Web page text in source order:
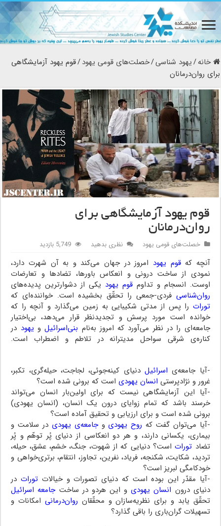
خانه/یهود شناسی/خصلت‌های قومی یهود/قوم یهود آزمایشگاهی
برای روان‌درمانان
قوم یهود آزمایشگاهی برای
روان‌درمانان
خصلت‌های قومی یهود نظری بدهید 5,749 بازدید
آنچه کهقوم یهود امروز در جهان می‌کند و به آن‌ شهرت دارد،
نمودی از‌ ساخت‌ درونی‌ و انعکاس باورها، تضادها و تعارضات
اوست. انسجام‌ و تداوم قوم یهود یکی از‌ دشوارترین‌ پدیده‌های
روان‌شناسی فردی-جمعی را تحقّق بخشیده‌ است. خواننده‌ای‌ که‌
تورات را پس از مدتی شکیبایی به زمین می‌گذارد و آنچه را که
خوانده‌ است مورد‌ پرسش‌ و تجدیدنظر قرار می‌دهد، بی‌اختیار
جامعه‌ای را در نظر می‌آورد که‌ امروز به‌نام‌ بنی‌اسرائیل‌ و یهود ‌ در
کناره‌ی شرقی سواحل مدیترانه در تلاطم و اضطراب است.
-آیا جامعه‌ی اسرائیلدنیای کینه‌جوئی، لجاجت، حیله‌گری‌، تکبر‌،
غرور و نژادپرستی انسان‌ یهودی است که برونی شده است؟
-آیا این آزمایشگاهی نیست که برای اولین‌بار انسان‌ می‌تواند‌
خرسند باشد که تمام‌ زوایای درون یک انسان، (انسان یهودی)
برونی شده‌ است‌ و برای ارزیابی و تحقیق آماده است؟
-آیا می‌توان گفت‌ که‌ روح‌ یهودی وجامعه‌ی یهودی در سلامت و
بیماری، یکسانی‌ دارند،‌ و هر دو انعکاسی از دنیای پُر توهّم و پُر
تضاد توراتاست؟ دنیایی که از شهوت، جنگ، خشم‌، عشق‌، حیله،
تردید، شکایت، شکنجه، فریاد‌، نفرین‌، تجاوز، انتقام‌، برتری‌‌خواهی‌ و
خودکامگی لبریز است؟
-آیا مقدّر این بوده‌ است‌ که دنیای تصورات و خیالات توراتدر
دنیای درون انسان یهودی و این هردو‌ در‌ ساختجامعه اسرائیل
تحقّق یابد و برای‌ نظریه‌سازان و محقّقان روان‌درمانی ‌ امکانات‌ و
تسهیلات گران‌باری را باقی گذارد؟